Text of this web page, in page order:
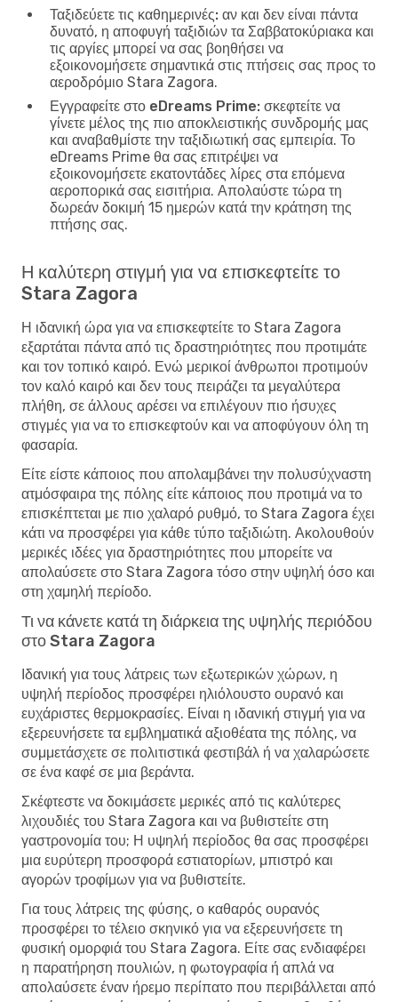
Ταξιδεύετε τις καθημερινές: αν και δεν είναι πάντα
δυνατό, η αποφυγή ταξιδιών τα Σαββατοκύριακα και
τις αργίες μπορεί να σας βοηθήσει να
εξοικονομήσετε σημαντικά στις πτήσεις σας προς το
αεροδρόμιο Stara Zagora.
Εγγραφείτε στο eDreams Prime: σκεφτείτε να
γίνετε μέλος της πιο αποκλειστικής συνδρομής μας
και αναβαθμίστε την ταξιδιωτική σας εμπειρία. Το
eDreams Prime θα σας επιτρέψει να
εξοικονομήσετε εκατοντάδες λίρες στα επόμενα
αεροπορικά σας εισιτήρια. Απολαύστε τώρα τη
δωρεάν δοκιμή 15 ημερών κατά την κράτηση της
πτήσης σας.
Η καλύτερη στιγμή για να επισκεφτείτε το
Stara Zagora
Η ιδανική ώρα για να επισκεφτείτε το Stara Zagora
εξαρτάται πάντα από τις δραστηριότητες που προτιμάτε
και τον τοπικό καιρό. Ενώ μερικοί άνθρωποι προτιμούν
τον καλό καιρό και δεν τους πειράζει τα μεγαλύτερα
πλήθη, σε άλλους αρέσει να επιλέγουν πιο ήσυχες
στιγμές για να το επισκεφτούν και να αποφύγουν όλη τη
φασαρία.
Είτε είστε κάποιος που απολαμβάνει την πολυσύχναστη
ατμόσφαιρα της πόλης είτε κάποιος που προτιμά να το
επισκέπτεται με πιο χαλαρό ρυθμό, το Stara Zagora έχει
κάτι να προσφέρει για κάθε τύπο ταξιδιώτη. Ακολουθούν
μερικές ιδέες για δραστηριότητες που μπορείτε να
απολαύσετε στο Stara Zagora τόσο στην υψηλή όσο και
στη χαμηλή περίοδο.
Τι να κάνετε κατά τη διάρκεια της υψηλής περιόδου
στο Stara Zagora
Ιδανική για τους λάτρεις των εξωτερικών χώρων, η
υψηλή περίοδος προσφέρει ηλιόλουστο ουρανό και
ευχάριστες θερμοκρασίες. Είναι η ιδανική στιγμή για να
εξερευνήσετε τα εμβληματικά αξιοθέατα της πόλης, να
συμμετάσχετε σε πολιτιστικά φεστιβάλ ή να χαλαρώσετε
σε ένα καφέ σε μια βεράντα.
Σκέφτεστε να δοκιμάσετε μερικές από τις καλύτερες
λιχουδιές του Stara Zagora και να βυθιστείτε στη
γαστρονομία του; Η υψηλή περίοδος θα σας προσφέρει
μια ευρύτερη προσφορά εστιατορίων, μπιστρό και
αγορών τροφίμων για να βυθιστείτε.
Για τους λάτρεις της φύσης, ο καθαρός ουρανός
προσφέρει το τέλειο σκηνικό για να εξερευνήσετε τη
φυσική ομορφιά του Stara Zagora. Είτε σας ενδιαφέρει
η παρατήρηση πουλιών, η φωτογραφία ή απλά να
απολαύσετε έναν ήρεμο περίπατο που περιβάλλεται από